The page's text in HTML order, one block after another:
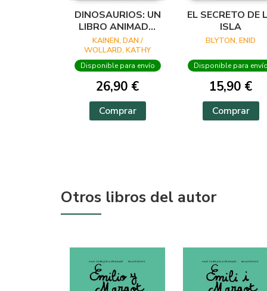
DINOSAURIOS: UN
LIBRO ANIMADO
EN PHOTICULAR
KAINEN, DAN /
WOLLARD, KATHY
Disponible para envío
26,90 €
Comprar
EL SECRETO DE
ISLA
BLYTON, ENID
Disponible para
15,90 €
Comprar
Otros libros del autor